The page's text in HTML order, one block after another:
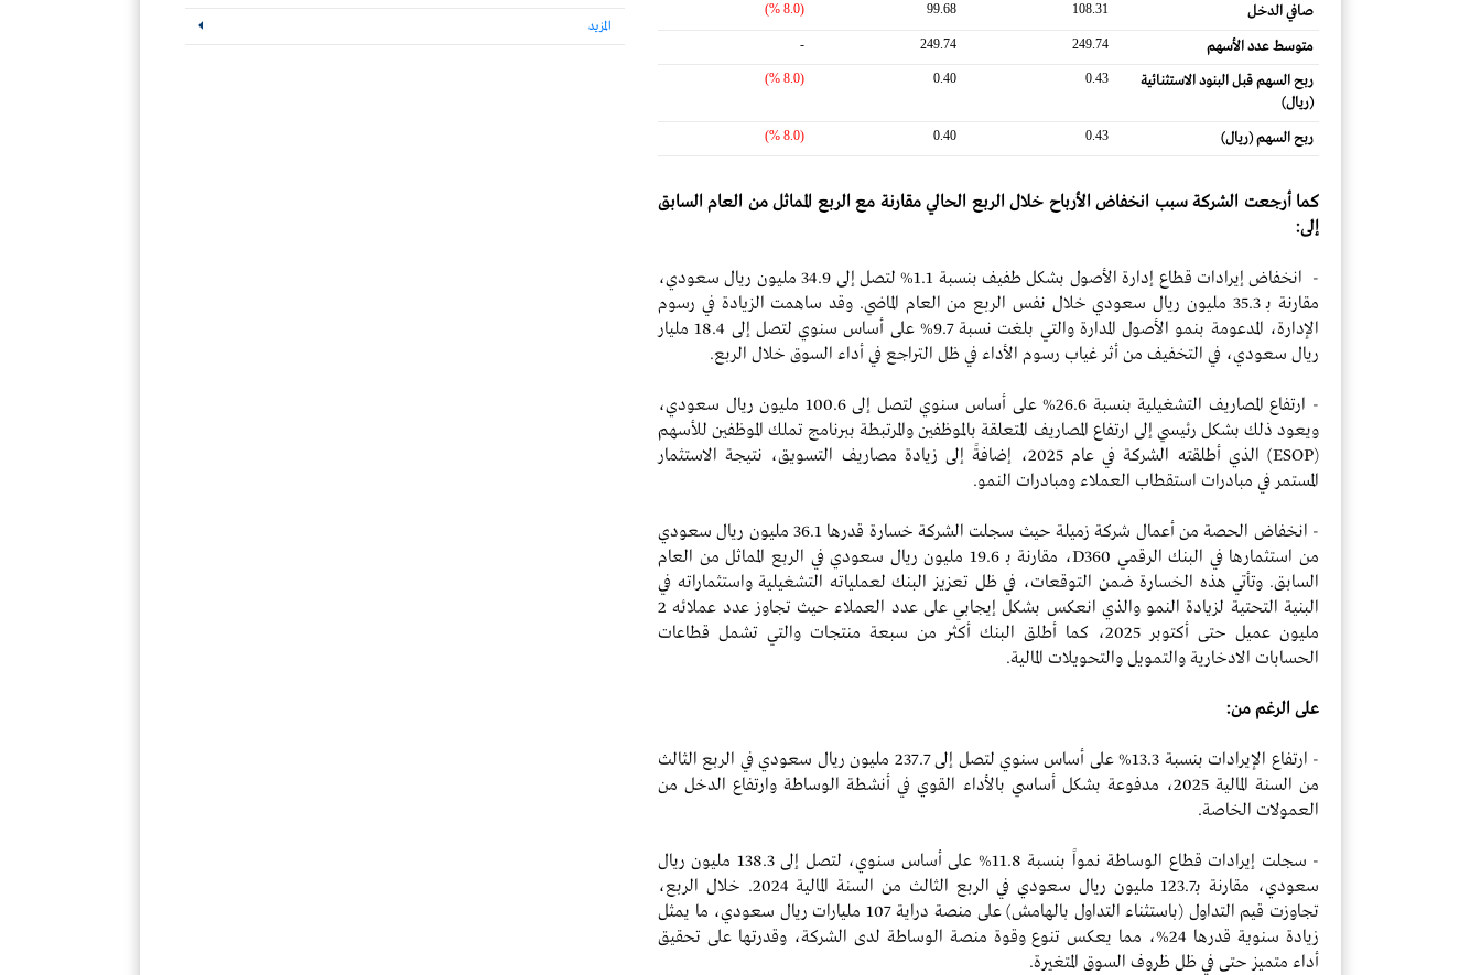
صافي الدخل 108.31
99.68
(8.0 %)
متوسط ​​عدد الأسهم 249.74
249.74
-
ربح السهم قبل البنود الاستثنائية
(ريال)
0.43
0.40
(8.0 %)
ربح السهم (ريال) 0.43
0.40
(8.0 %)
كما أرجعت الشركة سبب انخفاض الأرباح خلال الربع الحالي مقارنة مع الربع المماثل من العام السابق
إلى:
- انخفاض إيرادات قطاع إدارة الأصول بشكل طفيف بنسبة 1.1% لتصل إلى 34.9 مليون ريال سعودي،
مقارنة بـ 35.3 مليون ريال سعودي خلال نفس الربع من العام الماضي. وقد ساهمت الزيادة في رسوم
الإدارة، المدعومة بنمو الأصول المدارة والتي بلغت نسبة 9.7% على أساس سنوي لتصل إلى 18.4 مليار
ريال سعودي، في التخفيف من أثر غياب رسوم الأداء في ظل التراجع في أداء السوق خلال الربع.
- ارتفاع المصاريف التشغيلية بنسبة 26.6% على أساس سنوي لتصل إلى 100.6 مليون ريال سعودي،
ويعود ذلك بشكل رئيسي إلى ارتفاع المصاريف المتعلقة بالموظفين والمرتبطة ببرنامج تملك الموظفين للأسهم
(ESOP) الذي أطلقته الشركة في عام 2025، إضافةً إلى زيادة مصاريف التسويق، نتيجة الاستثمار
المستمر في مبادرات استقطاب العملاء ومبادرات النمو.
- انخفاض الحصة من أعمال شركة زميلة حيث سجلت الشركة خسارة قدرها 36.1 مليون ريال سعودي
من استثمارها في البنك الرقمي D360، مقارنة بـ 19.6 مليون ريال سعودي في الربع المماثل من العام
السابق. وتأتي هذه الخسارة ضمن التوقعات، في ظل تعزيز البنك لعملياته التشغيلية واستثماراته في
البنية التحتية لزيادة النمو والذي انعكس بشكل إيجابي على عدد العملاء حيث تجاوز عدد عملائه 2
مليون عميل حتى أكتوبر 2025، كما أطلق البنك أكثر من سبعة منتجات والتي تشمل قطاعات
الحسابات الادخارية والتمويل والتحويلات المالية.
على الرغم من:
- ارتفاع الإيرادات بنسبة 13.3% على أساس سنوي لتصل إلى 237.7 مليون ريال سعودي في الربع الثالث
من السنة المالية 2025، مدفوعة بشكل أساسي بالأداء القوي في أنشطة الوساطة وارتفاع الدخل من
العمولات الخاصة.
- سجلت إيرادات قطاع الوساطة نمواً بنسبة 11.8% على أساس سنوي، لتصل إلى 138.3 مليون ريال
سعودي، مقارنة بـ123.7 مليون ريال سعودي في الربع الثالث من السنة المالية 2024. خلال الربع،
تجاوزت قيم التداول (باستثناء التداول بالهامش) على منصة دراية 107 مليارات ريال سعودي، ما يمثل
زيادة سنوية قدرها 24%، مما يعكس تنوع وقوة منصة الوساطة لدى الشركة، وقدرتها على تحقيق
أداء متميز حتى في ظل ظروف السوق المتغيرة.
المزيد